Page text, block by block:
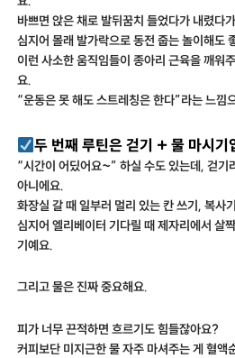
바쁘면 앉은 채로 발뒤꿈치 들었다가 내렸다
심지어 몰래 발가락으로 동전 줍는 놀이해도
이런 사소한 움직임들이 종아리 근육을 깨워
요.
“운동은 못 해도 스트레칭은 한다”라는 느낌
두 번째 루틴은 걷기 + 물 마시기
“시간이 어딨어요~” 하실 수도 있는데, 걷기
아니에요.
화장실 갈 때 일부러 멀리 있는 칸 쓰기, 복사
심지어 엘리베이터 기다릴 때 제자리에서 살
기예요.
그리고 물은 진짜 중요해요.
피가 너무 끈적하면 흐르기도 힘들잖아요?
커피보단 미지근한 물 자주 마셔주는 게 혈액